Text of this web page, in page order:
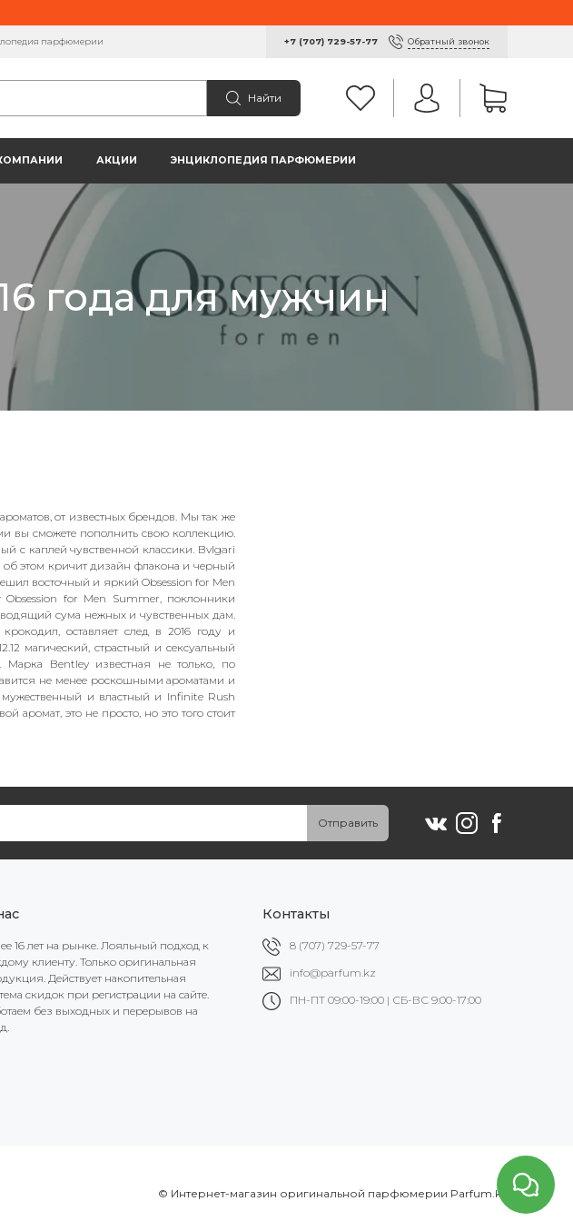
парфюмерии +7 (707) 729-57-77 Обратный звонок
Найти
АКЦИИ ЭНЦИКЛОПЕДИЯ ПАРФЮМЕРИИ
года для мужчин
от известных брендов. Мы так же
вы сможете пополнить свою коллекцию.
с каплей чувственной классики. Bvlgari
об этом кричит дизайн флакона и черный
восточный и яркий Obsession for Men
for Men Summer, поклонники
сума нежных и чувственных дам.
оставляет след в 2016 году и
магический, страстный и сексуальный
Bentley известная не только, по
не менее роскошными ароматами и
мужественный и властный и Infinite Rush
аромат, это не просто, но это того стоит
Отправить
16 лет на рынке. Лояльный подход к
клиенту. Только оригинальная
Действует накопительная
скидок при регистрации на сайте.
без выходных и перерывов на
Контакты
8 (707) 729-57-77
info@parfum.kz
ПН-ПТ 09:00-19:00 | СБ-ВС 9:00-17:00
© Интернет-магазин оригинальной парфюмерии Parfum.kz